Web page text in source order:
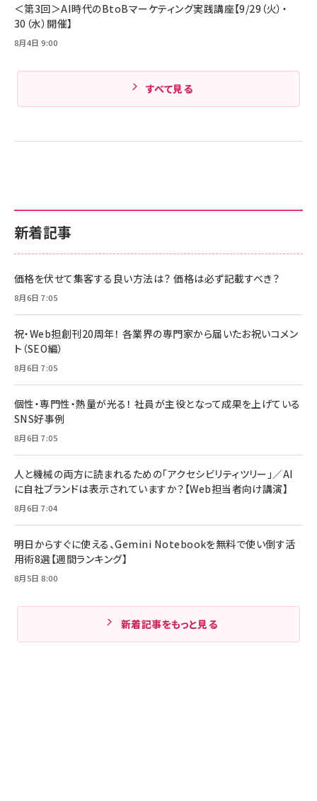
新着記事
価格を伏せて集客する良い方法は？ 価格は必ず記載すべき？
8月6日 7:05
祝・Web担創刊20周年！ 各業界の専門家から届いたお祝いコメン
ト（SEO編）
8月6日 7:05
個性・専門性・熱量が光る！ 社員が主役となって成果を上げている
SNS好事例
8月6日 7:05
人と機械の両方に読まれるための「アクセシビリティツリー」／AI
に自社ブランドは表示されていますか？【Web担当者向け講演】
8月6日 7:04
明日からすぐに使える、Gemini Notebookを無料で使い倒す活
用術8選【週間ランキング】
8月5日 8:00
新着記事をもっと見る
＜第3回＞AI時代のBtoBマーケティング実践講座【9/29（火）・
30（水）開催】
8月4日 9:00
すべて見る